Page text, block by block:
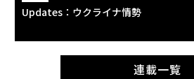
Updates：ウクライナ情勢
連載一覧